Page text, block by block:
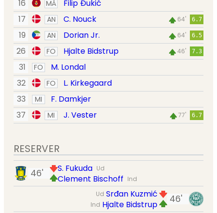
16 MÅ
Filip Đukić
17
AN C. Nouck 64' 6.7
19 AN Dorian Jr. 64' 6.5
26 FO Hjalte Bidstrup 46' 7.3
31 FO
M. Londal
32
FO
L. Kirkegaard
33
MI
F. Damkjer
37
MI J. Vester 77' 6.7
RESERVER
Ud
S. Fukuda
Ind
Clement Bischoff
46'
46'
Ud Srđan Kuzmić
Ind Hjalte Bidstrup